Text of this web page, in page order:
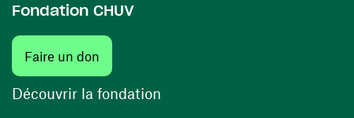
Fondation CHUV
Faire un don
Découvrir la fondation